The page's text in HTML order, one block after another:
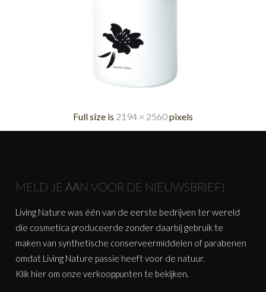
Full size is 2194 × 2560pixels
MELD JE AAN VOOR DE NIEUWSBRIEF!
Living Nature was één van de eerste bedrijven ter wereld
die cosmetica produceerde zonder daarbij gebruik te
maken van synthetische conserveermiddelen of parabenen
omdat Living Nature passie heeft voor de natuur.
Klik hier om onze verkooppunten te bekijken.